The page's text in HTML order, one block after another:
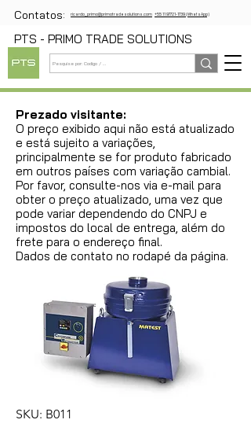
Contatos: ricardo_primo@primotradesolutions.com +55 11 97721-1739 (WhatsApp)
PTS - PRIMO TRADE SOLUTIONS
Prezado visitante:
O preço exibido aqui não está atualizado
e está sujeito a variações,
principalmente se for produto fabricado
em outros países com variação cambial.
Por favor, consulte-nos via e-mail para
obter o preço atualizado, uma vez que
pode variar dependendo do CNPJ e
impostos do local de entrega, além do
frete para o endereço final.
Dados de contato no rodapé da página.
SKU: B011